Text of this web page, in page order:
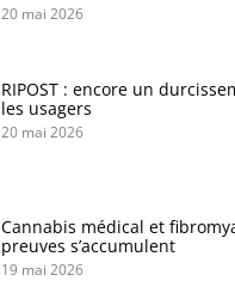
20 mai 2026
RIPOST : encore un
les usagers
20 mai 2026
Cannabis médical et
preuves s’accumulent
19 mai 2026